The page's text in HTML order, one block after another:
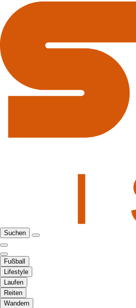
Suchen
Fußball
Lifestyle
Laufen
Reiten
Wandern